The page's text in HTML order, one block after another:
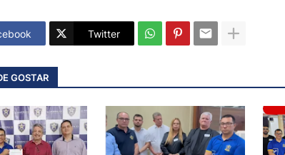
Twitter
GOSTAR